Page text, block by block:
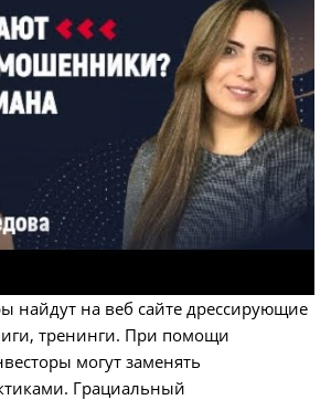
найдут на веб сайте дрессирующие
тренинги. При помощи
могут заменять
Грациальный